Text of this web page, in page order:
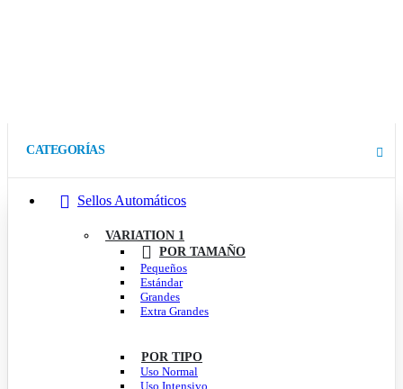
CATEGORÍAS
Sellos Automáticos
VARIATION 1
POR TAMAÑO
Pequeños
Estándar
Grandes
Extra Grandes
POR TIPO
Uso Normal
Uso Intensivo